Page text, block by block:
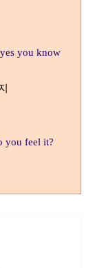
you know
you feel it?